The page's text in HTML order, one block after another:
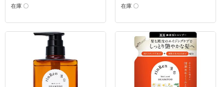
在庫 〇 在庫 〇